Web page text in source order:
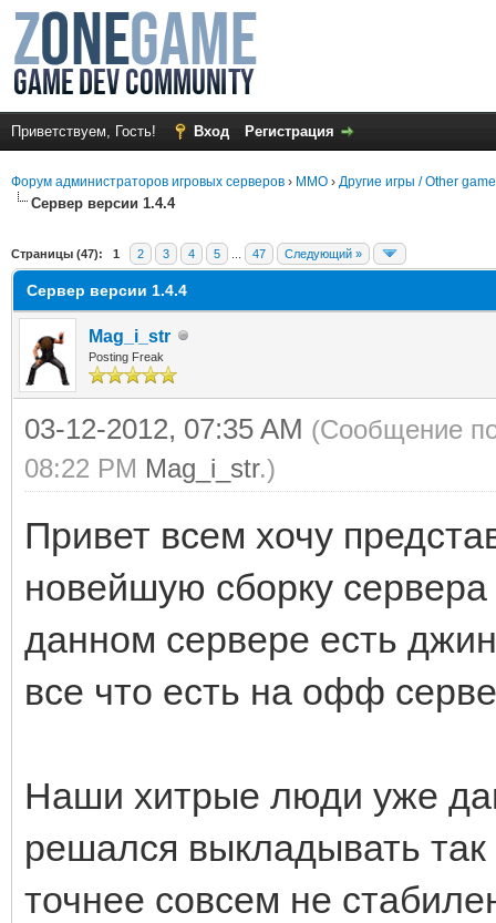
Приветствуем, Гость! Вход Регистрация
Форум администраторов игровых серверов › MMO › Другие игры / Other
Сервер версии 1.4.4
Страницы (47): 1 2 3 4 5 47 Следующий »
Сервер версии 1.4.4
Mag_i_str
Posting Freak
03-12-2012, 07:35 AM (Сообщение
08:22 PM Mag_i_str.)
Привет всем хочу
новейшую сборку
данном сервере есть
все что есть на офф
Наши хитрые люди уже
решался выкладывать
точнее совсем не